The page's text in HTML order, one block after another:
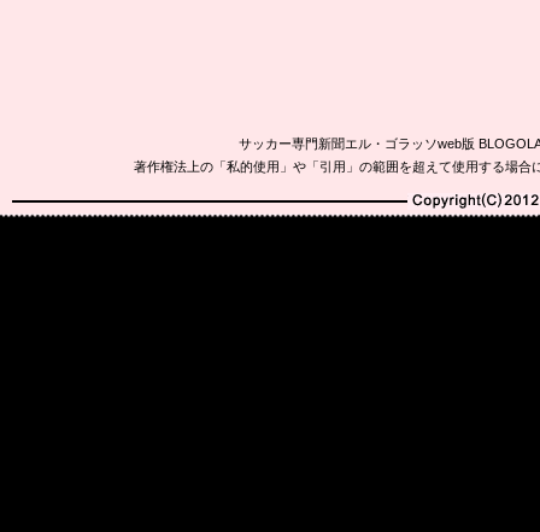
サッカー専門新聞エル・ゴラッソweb版
著作権法上の「私的使用」や「引用」の範囲を超えて使用する場
Copyright(C)2010-